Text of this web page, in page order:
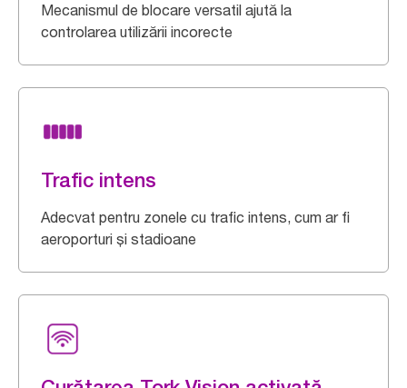
Mecanismul de blocare versatil ajută la
controlarea utilizării incorecte
Trafic intens
Adecvat pentru zonele cu trafic intens, cum ar fi
aeroporturi și stadioane